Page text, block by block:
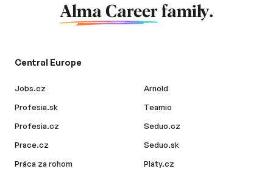
Alma Career family.
Central Europe
Jobs.cz
Profesia.sk
Profesia.cz
Prace.cz
Práca za rohom
Arnold
Teamio
Seduo.cz
Seduo.sk
Platy.cz